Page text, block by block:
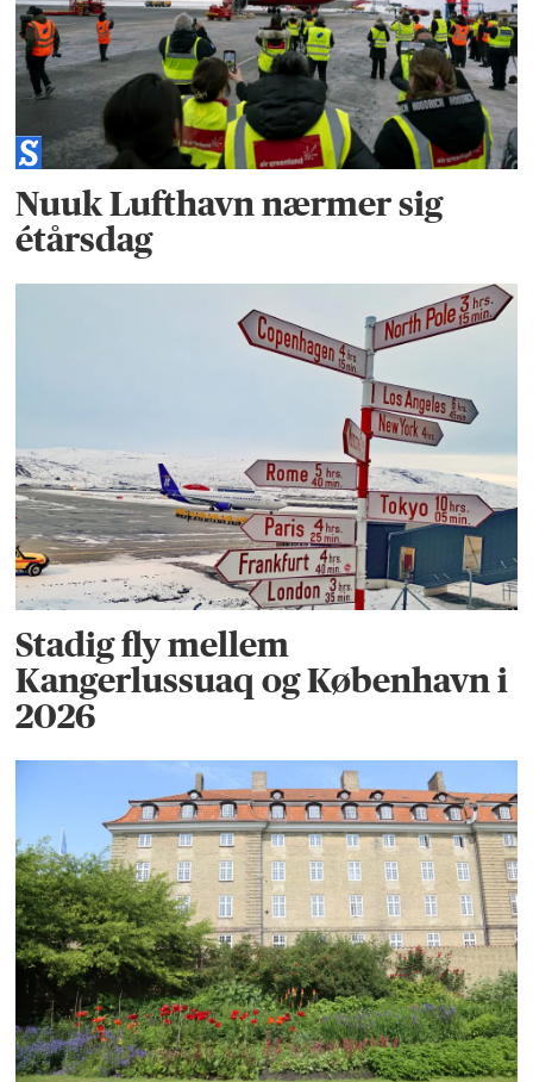
Nuuk Lufthavn nærmer sig
étårsdag
Stadig fly mellem
Kangerlussuaq og København i
2026